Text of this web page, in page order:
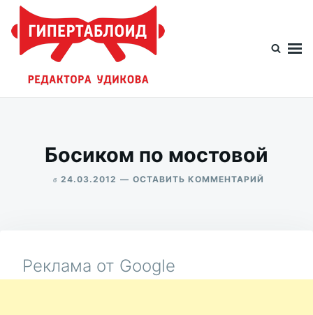
Перейти
содержимому
Искать:
Босиком по мостовой
в 24.03.2012 ОСТАВИТЬ КОММЕНТАРИЙ
Реклама от Google